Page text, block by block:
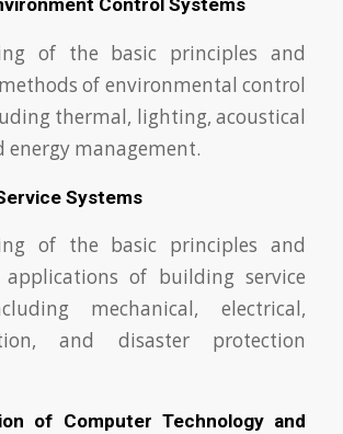
Control Systems
of the basic principles and
of environmental control
thermal, lighting, acoustical
energy management.
Systems
of the basic principles and
of building service
mechanical, electrical,
and disaster protection
of Computer Technology and